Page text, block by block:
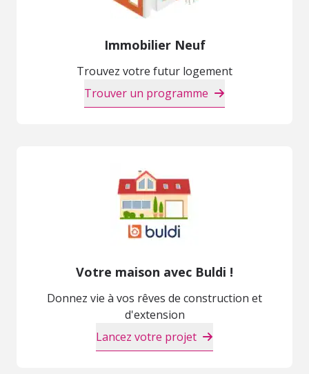
Immobilier Neuf
Trouvez votre futur logement
Trouver un programme
Votre maison avec Buldi !
Donnez vie à vos rêves de construction et
d'extension
Lancez votre projet